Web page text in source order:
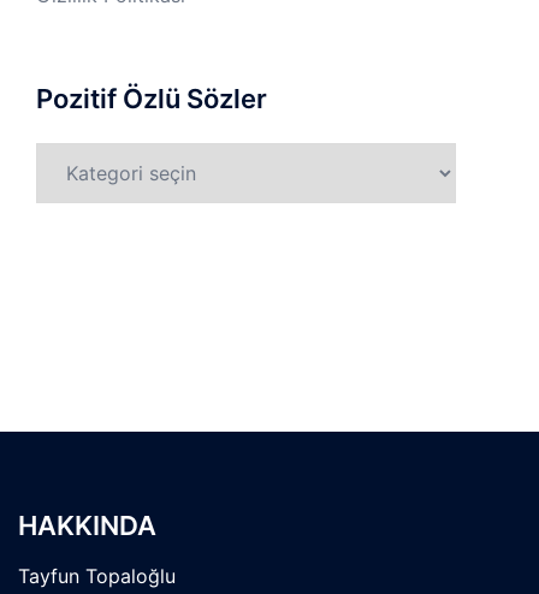
Pozitif Özlü Sözler
HAKKINDA
Tayfun Topaloğlu